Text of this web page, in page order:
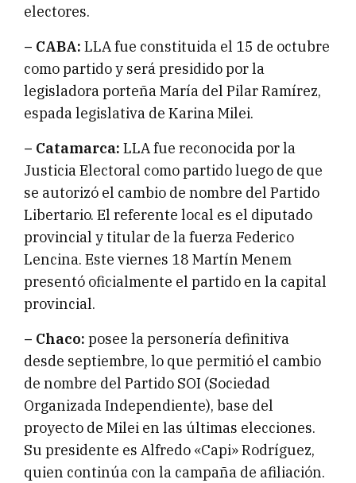
electores.
– CABA: LLA fue constituida el 15 de octubre
como partido y será presidido por la
legisladora porteña María del Pilar Ramírez,
espada legislativa de Karina Milei.
– Catamarca: LLA fue reconocida por la
Justicia Electoral como partido luego de que
se autorizó el cambio de nombre del Partido
Libertario. El referente local es el diputado
provincial y titular de la fuerza Federico
Lencina. Este viernes 18 Martín Menem
presentó oficialmente el partido en la capital
provincial.
– Chaco: posee la personería definitiva
desde septiembre, lo que permitió el cambio
de nombre del Partido SOI (Sociedad
Organizada Independiente), base del
proyecto de Milei en las últimas elecciones.
Su presidente es Alfredo «Capi» Rodríguez,
quien continúa con la campaña de afiliación.